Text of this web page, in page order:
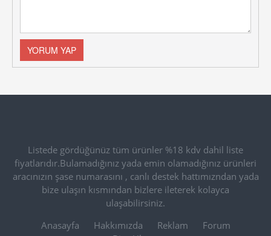
Listede gördüğünüz tüm ürünler %18 kdv dahil liste
fiyatlarıdır.Bulamadığınız yada emin olamadığınız ürünleri
aracınızın şase numarasını , canlı destek hattımızndan yada
bize ulaşın kısmından bizlere ileterek kolayca
ulaşabilirsiniz.
Anasayfa
Hakkımızda Reklam
Forum